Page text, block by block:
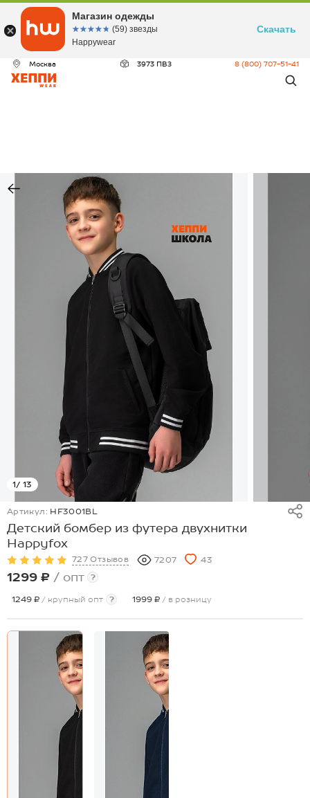
Москва 3973 ПВЗ 8 (800) 707-51-41
1/ 13
Артикул: HF3001BL
Детский бомбер из футера двухнитки
Happyfox
727 Отзывов 7207 43
1299 ₽ / опт ?
1249 ₽ / крупный опт ? 1999 ₽ / в розницу
Магазин одежды
☆☆☆☆☆
★★★★★ (59) звезды
Happywear
Скачать